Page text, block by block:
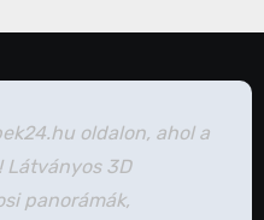
oldalon, ahol a
Látványos 3D
panorámák,